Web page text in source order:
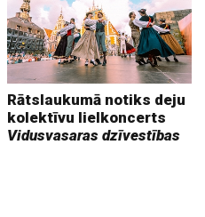
Rātslaukumā notiks deju
kolektīvu lielkoncerts
Vidusvasaras dzīvestības